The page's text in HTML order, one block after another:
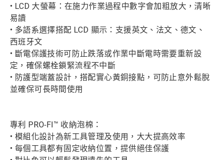
• LCD 大螢幕：在施力作業過程中數字會加粗放大，清晰
易讀
• 多語系選擇搭配 LCD 顯示：支援英文、法文、德文、
西班牙文
• 斷電保護技術可防止跌落或作業中斷電時需要重新設
定，確保螺栓鎖緊流程不中斷
• 防護型端蓋設計，搭配實心黃銅接點，可防止意外鬆脫
並確保可長時間使用
專利 PRO-FI™ 收納泡棉：
• 模組化設計為新工具管理及使用，大大提高效率
• 每個工具都有固定收納位置，提供絕佳保護